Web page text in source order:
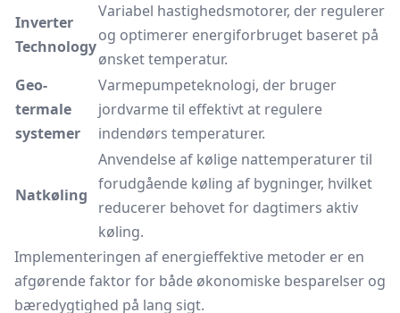
Inverter
Technology
Variabel hastighedsmotorer, der regulerer
og optimerer energiforbruget baseret på
ønsket temperatur.
Geo-
termale
systemer
Varmepumpeteknologi, der bruger
jordvarme til effektivt at regulere
indendørs temperaturer.
Natkøling
Anvendelse af kølige nattemperaturer til
forudgående køling af bygninger, hvilket
reducerer behovet for dagtimers aktiv
køling.
Implementeringen af energieffektive metoder er en
afgørende faktor for både økonomiske besparelser og
bæredygtighed på lang sigt.